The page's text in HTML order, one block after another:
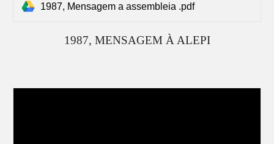
1987, Mensagem a assembleia .pdf
1987, MENSAGEM À ALEPI